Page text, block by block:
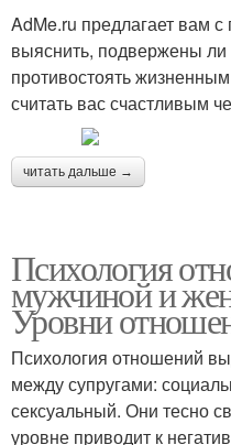
AdMe.ru предлагает вам
выяснить, подвержены
противостоять
считать вас счастливым
читать дальше →
Психология
мужчиной и
Уровни
Психология отношений
между супругами:
сексуальный. Они тесно
уровне приводит к